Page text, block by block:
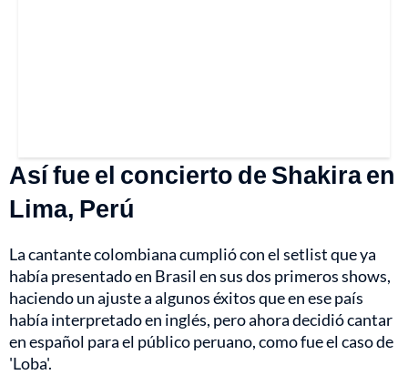
Así fue el concierto de Shakira en
Lima, Perú
La cantante colombiana cumplió con el setlist que ya
había presentado en Brasil en sus dos primeros shows,
haciendo un ajuste a algunos éxitos que en ese país
había interpretado en inglés, pero ahora decidió cantar
en español para el público peruano, como fue el caso de
'Loba'.